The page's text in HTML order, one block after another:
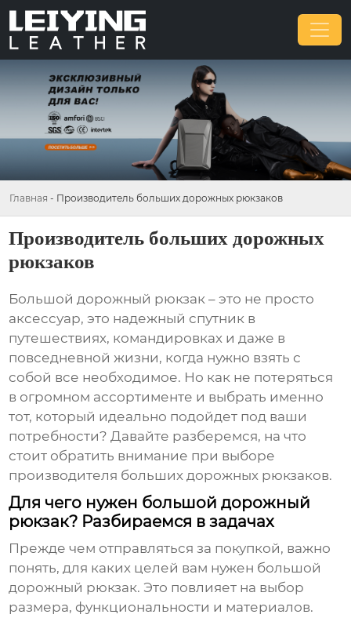
Главная - Производитель больших дорожных рюкзаков
Производитель больших дорожных
рюкзаков
Большой дорожный рюкзак – это не просто
аксессуар, это надежный спутник в
путешествиях, командировках и даже в
повседневной жизни, когда нужно взять с
собой все необходимое. Но как не потеряться
в огромном ассортименте и выбрать именно
тот, который идеально подойдет под ваши
потребности? Давайте разберемся, на что
стоит обратить внимание при выборе
производителя больших дорожных рюкзаков.
Для чего нужен большой дорожный
рюкзак? Разбираемся в задачах
Прежде чем отправляться за покупкой, важно
понять, для каких целей вам нужен большой
дорожный рюкзак. Это повлияет на выбор
размера, функциональности и материалов.